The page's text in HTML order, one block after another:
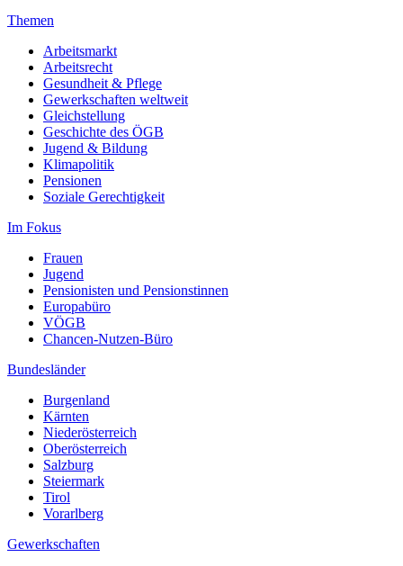
Themen
Arbeitsmarkt
Arbeitsrecht
Gesundheit & Pflege
Gewerkschaften weltweit
Gleichstellung
Geschichte des ÖGB
Jugend & Bildung
Klimapolitik
Pensionen
Soziale Gerechtigkeit
Im Fokus
Frauen
Jugend
Pensionisten und Pensionstinnen
Europabüro
VÖGB
Chancen-Nutzen-Büro
Bundesländer
Burgenland
Kärnten
Niederösterreich
Oberösterreich
Salzburg
Steiermark
Tirol
Vorarlberg
Gewerkschaften